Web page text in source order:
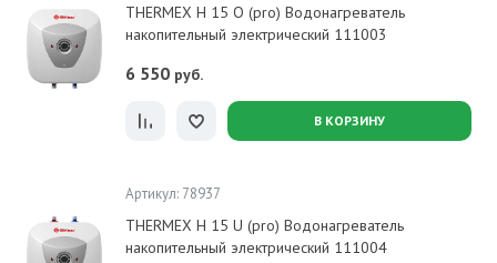
THERMEX H 15 O (pro) Водонагреватель
накопительный электрический 111003
6 550 руб.
В КОРЗИНУ
Артикул: 78937
THERMEX H 15 U (pro) Водонагреватель
накопительный электрический 111004